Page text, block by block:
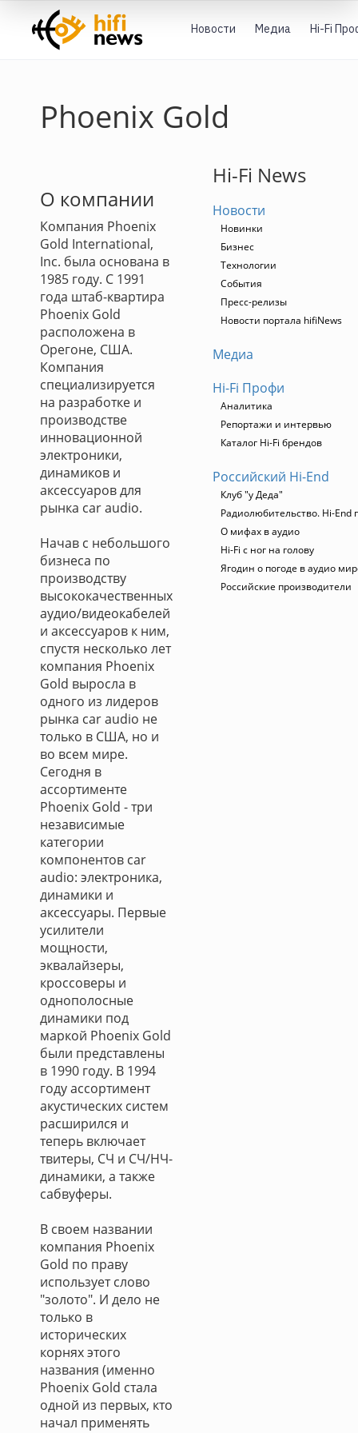
Новости Медиа Hi-Fi
Phoenix Gold
О компании
Компания Phoenix
Gold International,
Inc. была основана в
1985 году. С 1991
года штаб-квартира
Phoenix Gold
расположена в
Орегоне, США.
Компания
специализируется
на разработке и
производстве
инновационной
электроники,
динамиков и
аксессуаров для
рынка car audio.
Начав с небольшого
бизнеса по
производству
высококачественных
аудио/видеокабелей
и аксессуаров к ним,
спустя несколько лет
компания Phoenix
Gold выросла в
одного из лидеров
рынка car audio не
только в США, но и
во всем мире.
Сегодня в
ассортименте
Phoenix Gold - три
независимые
категории
компонентов car
audio: электроника,
динамики и
аксессуары. Первые
усилители
мощности,
эквалайзеры,
кроссоверы и
однополосные
динамики под
маркой Phoenix Gold
были представлены
в 1990 году. В 1994
году ассортимент
акустических систем
расширился и
теперь включает
твитеры, СЧ и СЧ/НЧ-
динамики, а также
сабвуферы.
В своем названии
компания Phoenix
Gold по праву
использует слово
"золото". И дело не
только в
исторических
корнях этого
названия (именно
Phoenix Gold стала
одной из первых, кто
начал применять
Hi-Fi News
Новости
Новинки
Бизнес
Технологии
События
Пресс-релизы
Новости портала hifiNews
Медиа
Hi-Fi Профи
Аналитика
Репортажи и интервью
Каталог Hi-Fi брендов
Российский Hi-End
Клуб "у Деда"
Радиолюбительство. Hi-End
О мифах в аудио
Hi-Fi с ног на голову
Ягодин о погоде в аудио
Российские производители